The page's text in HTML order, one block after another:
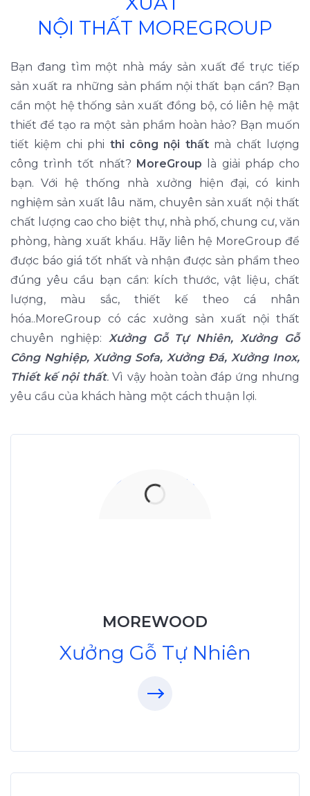
NỘI THẤT MOREGROUP
Bạn đang tìm một nhà máy sản xuất để trực tiếp
sản xuất ra những sản phẩm nội thất bạn cần? Bạn
cần một hệ thống sản xuất đồng bộ, có liên hệ mật
thiết để tạo ra một sản phầm hoàn hảo? Bạn muốn
tiết kiệm chi phi thi công nội thấtmà chất lượng
công trình tốt nhất? MoreGroup là giải pháp cho
bạn. Với hệ thống nhà xưởng hiện đại, có kinh
nghiệm sản xuất lâu năm, chuyên sản xuất nội thất
chất lượng cao cho biệt thự, nhà phố, chung cư, văn
phòng, hàng xuất khẩu. Hãy liên hệ MoreGroup để
được báo giá tốt nhất và nhận được sản phẩm theo
đúng yêu cầu bạn cần: kích thước, vật liệu, chất
lượng, màu sắc, thiết kế theo cá nhân
hóa..MoreGroup có các xưởng sản xuất nội thất
chuyên nghiệp: Xưởng Gỗ Tự Nhiên, Xưởng Gỗ
Công Nghiệp, Xưởng Sofa, Xưởng Đá, Xưởng Inox,
Thiết kế nội thất. Vì vậy hoàn toàn đáp ứng nhưng
yêu cầu của khách hàng một cách thuận lợi.
MOREWOOD
Xưởng Gỗ Tự Nhiên
Xưởng Gỗ Tự Nhiên
09.31.32.33.00